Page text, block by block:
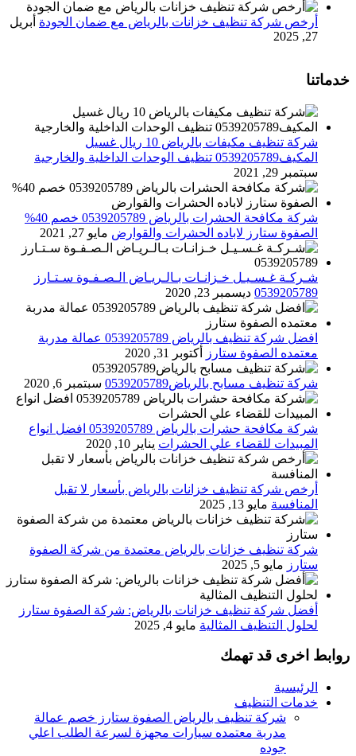
أرخص شركة تنظيف خزانات بالرياض مع ضمان الجودة أبريل
27, 2025
خدماتنا
شركة تنظيف مكيفات بالرياض 10 ريال غسيل
المكيف0539205789 تنظيف الوحدات الداخلية والخارجية
سبتمبر 29, 2021
شركة مكافحة الحشرات بالرياض 0539205789 خصم 40%
الصفوة ستارز لاباده الحشرات والقوارض مايو 27, 2021
شـركـة غـسـيـل خـزانـات بـالـريـاض الـصـفـوة سـتـارز
0539205789 ديسمبر 23, 2020
افضل شركة تنظيف بالرياض 0539205789 عمالة مدربة
معتمده الصفوة ستارز
أكتوبر 31, 2020
شركة تنظيف مسابح بالرياض0539205789 سبتمبر 6, 2020
شركة مكافحة حشرات بالرياض 0539205789 افضل انواع
المبيدات للقضاء علي الحشرات يناير 10, 2020
أرخص شركة تنظيف خزانات بالرياض بأسعار لا تقبل
المنافسة مايو 13, 2025
شركة تنظيف خزانات بالرياض معتمدة من شركة الصفوة
ستارز مايو 5, 2025
أفضل شركة تنظيف خزانات بالرياض: شركة الصفوة ستارز
لحلول التنظيف المثالية مايو 4, 2025
روابط اخرى قد تهمك
الرئيسية
خدمات التنظيف
شركة تنظيف بالرياض الصفوة ستارز خصم عمالة
مدربة معتمده سيارات مجهزة لسرعة الطلب اعلي
جوده